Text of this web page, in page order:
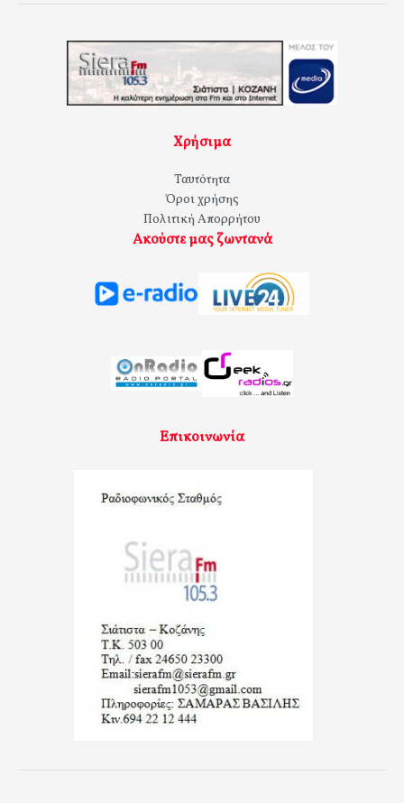
Χρήσιμα
Ταυτότητα
Όροι χρήσης
Πολιτική Απορρήτου
Ακούστε μας ζωντανά
Επικοινωνία